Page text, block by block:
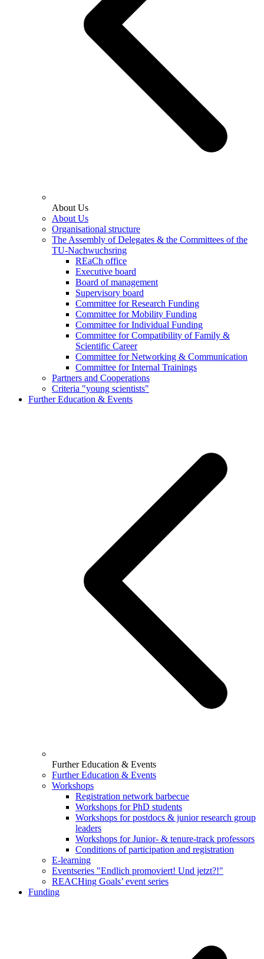
About Us
About Us
Organisational structure
The Assembly of Delegates & the Committees of the
TU-Nachwuchsring
REaCh office
Executive board
Board of management
Supervisory board
Committee for Research Funding
Committee for Mobility Funding
Committee for Individual Funding
Committee for Compatibility of Family &
Scientific Career
Committee for Networking & Communication
Committee for Internal Trainings
Partners and Cooperations
Criteria "young scientists"
Further Education & Events
Further Education & Events
Further Education & Events
Workshops
Registration network barbecue
Workshops for PhD students
Workshops for postdocs & junior research group
leaders
Workshops for Junior- & tenure-track professors
Conditions of participation and registration
E-learning
Eventseries "Endlich promoviert! Und jetzt?!"
REACHing Goals’ event series
Funding